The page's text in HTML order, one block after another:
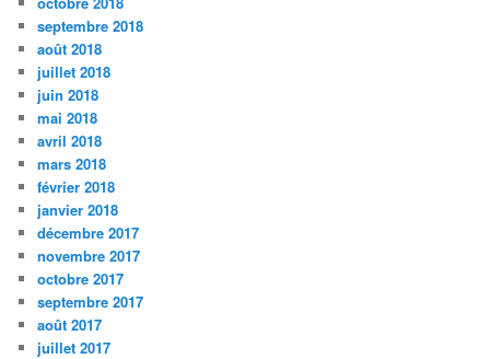
septembre 2018
août 2018
juillet 2018
juin 2018
mai 2018
avril 2018
mars 2018
février 2018
janvier 2018
décembre 2017
novembre 2017
octobre 2017
septembre 2017
août 2017
juillet 2017